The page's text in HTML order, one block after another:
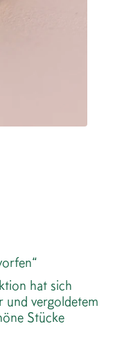
hat sich
und vergoldetem
Stücke